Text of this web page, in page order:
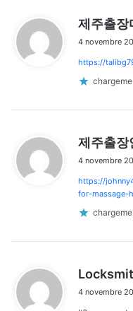
제주출장
4 novembre
https://
제주출장
4 novembre
https://
for-massage-
4 novembre